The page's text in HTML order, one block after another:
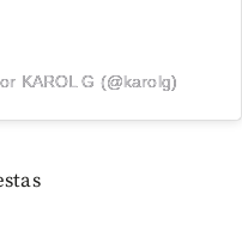
KAROL G (@karolg)